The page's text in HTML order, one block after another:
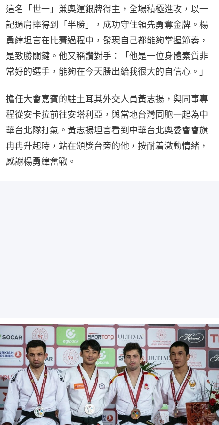
這名「世一」兼奧運銀牌得主，全場積極進攻，以一
記過肩摔得到「半勝」，成功守住領先勇奪金牌。楊
勇緯坦言在比賽過程中，發現自己都能夠掌握節奏，
是致勝關鍵。他又稱讚對手：「他是一位身體素質非
常好的選手，能夠在今天勝出給我很大的自信心。」
擔任大會嘉賓的駐土耳其外交人員黃志揚，與同事專
程從安卡拉前往安塔利亞，與當地台灣同胞一起為中
華台北隊打氣。黃志揚坦言看到中華台北奧委會會旗
冉冉升起時，站在頒獎台旁的他，按耐着激動情緒，
感謝楊勇緯奮戰。